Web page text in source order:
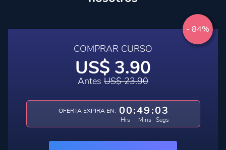
- 84%
COMPRAR CURSO
US$ 3.90
Antes US$ 23.90
OFERTA EXPIRA EN: 00
Hrs
:49
Mins
:02
Segs